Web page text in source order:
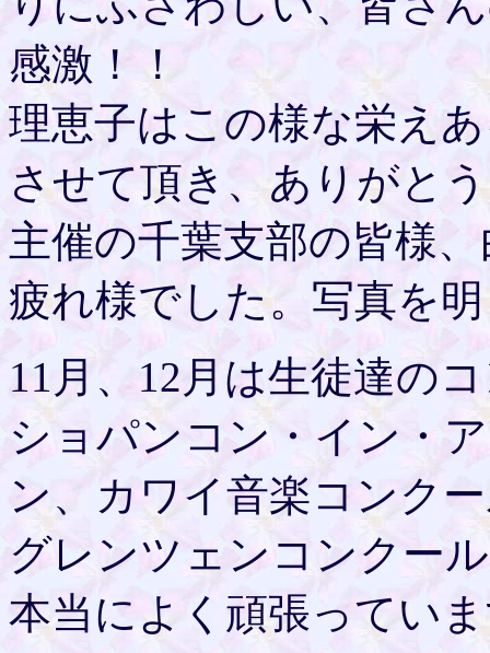
感激！！
理恵子はこの様な栄え
させて頂き、ありがと
主催の千葉支部の皆様
疲れ様でした。写真を
11月、12月は生徒達の
ショパンコン・イン・
ン、カワイ音楽コンク
グレンツェンコンクー
本当によく頑張ってい